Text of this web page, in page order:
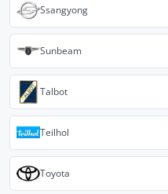
Ssangyong
Sunbeam
Talbot
Teilhol
Toyota